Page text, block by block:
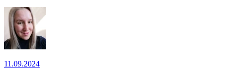
11.09.2024